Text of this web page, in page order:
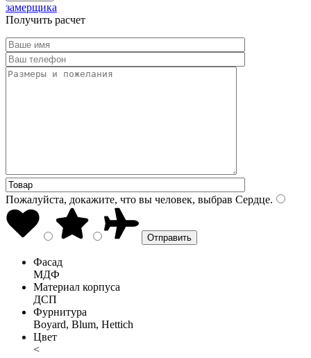
замерщика
Получить расчет
Пожалуйста, докажите, что вы человек, выбрав Сердце.
Фасад
МДФ
Материал корпуса
ДСП
Фурнитура
Boyard, Blum, Hettich
Цвет
<